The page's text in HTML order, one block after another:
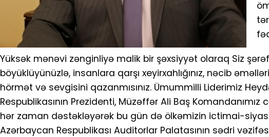
Yüksək mənəvi zənginliyə malik bir şəxsiyyət olaraq Siz
böyüklüyünüzlə, insanlara qarşı xeyirxahlığınız, nəcib
hörmət və sevgisini qazanmısınız. Ümummilli Liderimiz
Respublikasının Prezidenti, Müzəffər Ali Baş
hər zaman dəstəkləyərək bu gün də ölkəmizin ictimai-
Azərbaycan Respublikası Auditorlar Palatasının sədri